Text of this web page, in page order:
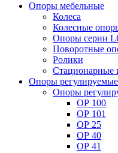
Опоры мебельные
Колеса
Колесные
Опоры серии
Поворотные
Ролики
Стационарные
Опоры регулируемые
Опоры
ОР 100
ОР 101
ОР 25
ОР 40
ОР 41